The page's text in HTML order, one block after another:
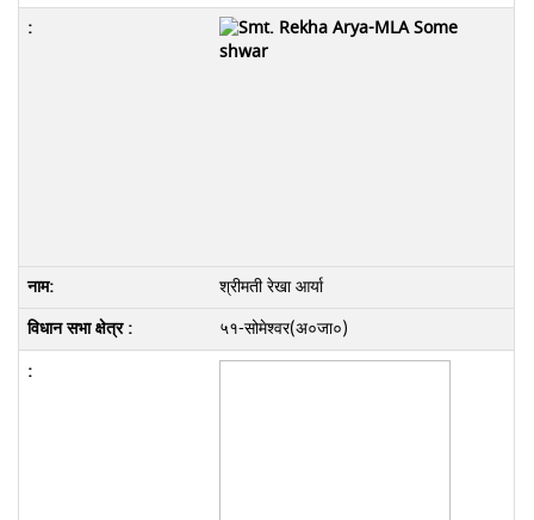
श्रीमती रेखा आर्या
५१-सोमेश्वर(अ०जा०)